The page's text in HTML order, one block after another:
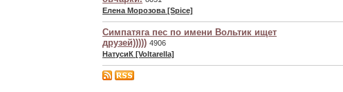
Елена Морозова [Spice]
Симпатяга пес по имени Вольтик ищет
друзей))))) 4906
НатусиК [Voltarella]